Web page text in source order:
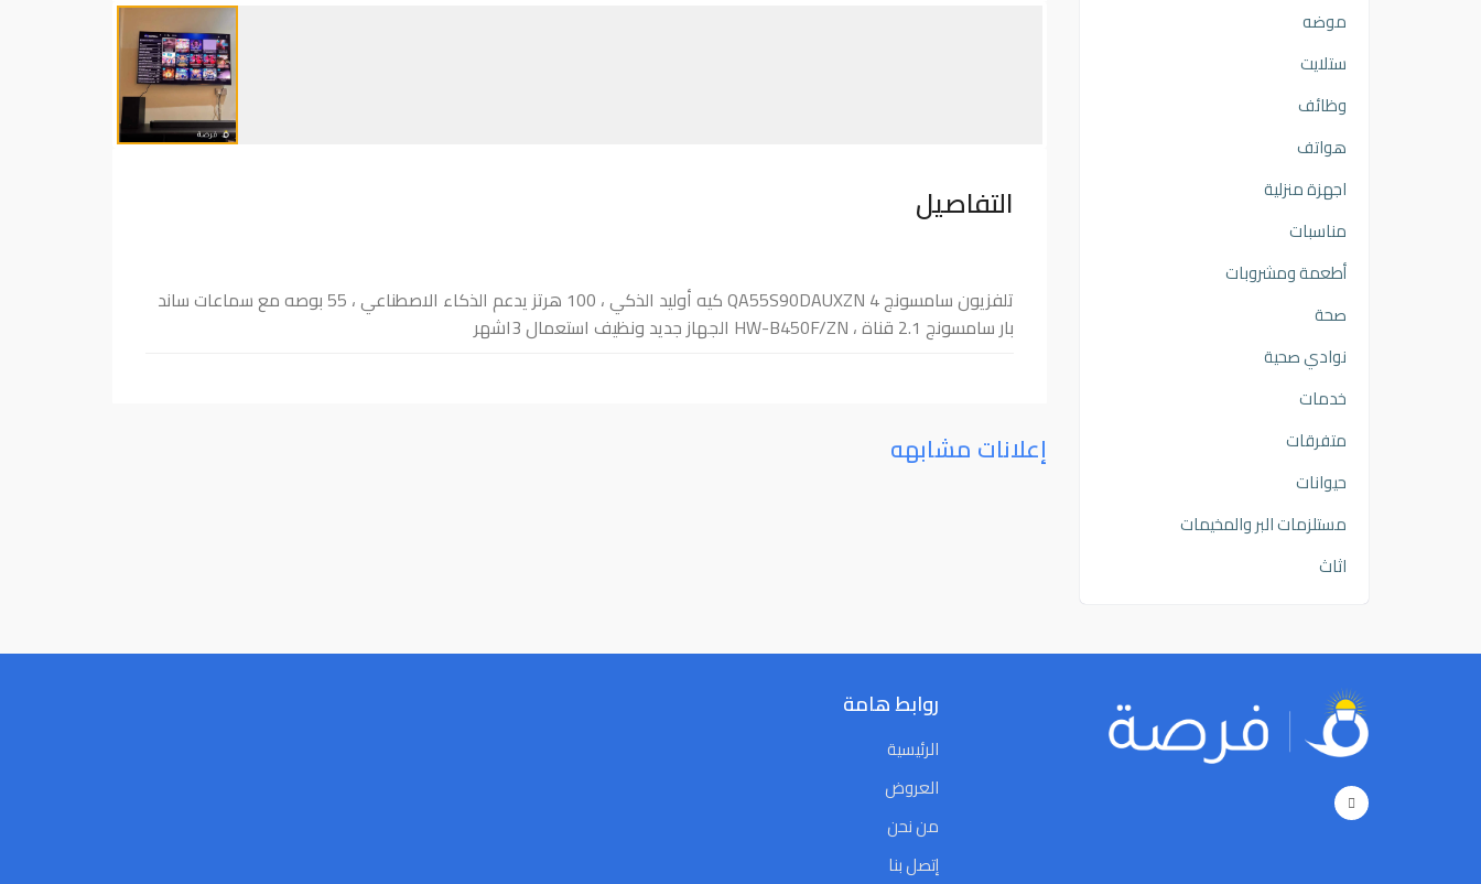
التفاصيل
تلفزيون سامسونج QA55S90DAUXZN 4 كيه أوليد الذكي ، 100 هرتز يدعم الذكاء الاصطناعي ، 55 بوصه مع سماعات ساند
بار سامسونج 2.1 قناة ، HW-B450F/ZN الجهاز جديد ونظيف استعمال 3اشهر
إعلانات مشابهه
موضه
ستلايت
وظائف
هواتف
اجهزة منزلية
مناسبات
أطعمة ومشروبات
صحة
نوادي صحية
خدمات
متفرقات
حيوانات
مستلزمات البر والمخيمات
اثاث
روابط هامة
الرئيسية
العروض
من نحن
إتصل بنا